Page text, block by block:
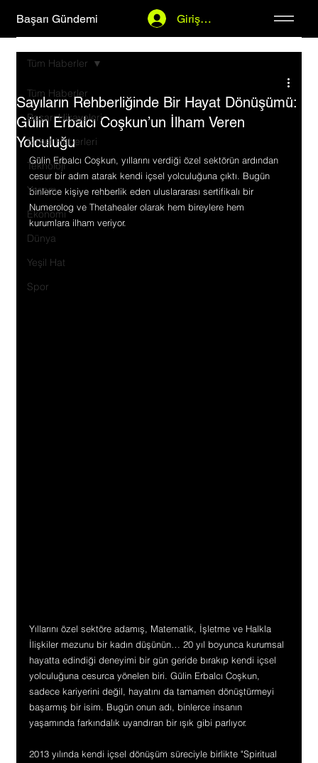
Başarı Gündemi Giriş Yap
Tüm Haberler
Başarı Hikayeleri
Şirket Haberleri
Teknoloji
Yaşam
Ekonomi
Dünya
Yeşil Hat
Spor
Tüm Haberler
Sayıların Rehberliğinde Bir Hayat Dönüşümü:
Gülin Erbalcı Coşkun’un İlham Veren
Yolculuğu
Gülin Erbalcı Coşkun, yıllarını verdiği özel sektörün ardından
cesur bir adım atarak kendi içsel yolculuğuna çıktı. Bugün
binlerce kişiye rehberlik eden uluslararası sertifikalı bir
Numerolog ve Thetahealer olarak hem bireylere hem
kurumlara ilham veriyor.
Yıllarını özel sektöre adamış, Matematik, İşletme ve Halkla
İlişkiler mezunu bir kadın düşünün… 20 yıl boyunca kurumsal
hayatta edindiği deneyimi bir gün geride bırakıp kendi içsel
yolculuğuna cesurca yönelen biri. Gülin Erbalcı Coşkun,
sadece kariyerini değil, hayatını da tamamen dönüştürmeyi
başarmış bir isim. Bugün onun adı, binlerce insanın
yaşamında farkındalık uyandıran bir ışık gibi parlıyor.
2013 yılında kendi içsel dönüşüm süreciyle birlikte "Spiritual